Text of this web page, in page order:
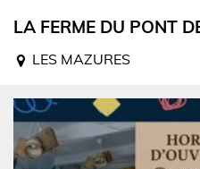
LA FERME DU PONT
LES MAZURES